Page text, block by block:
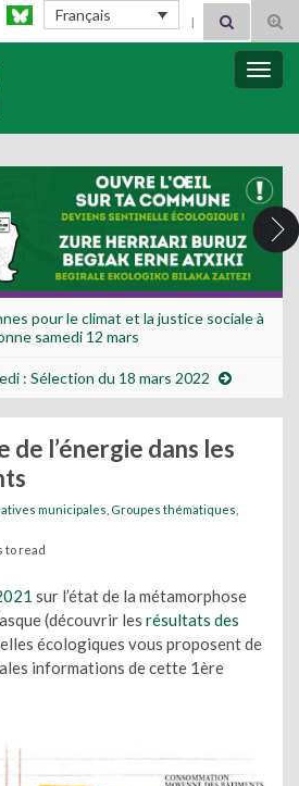
Français Search for:
pour le climat et la justice sociale à
samedi 12 mars
: Sélection du 18 mars 2022
de l’énergie dans les
municipales Groupes thématiques
to read
sur l’état de la métamorphose
(découvrir les résultats des
écologiques vous proposent de
informations de cette 1ère